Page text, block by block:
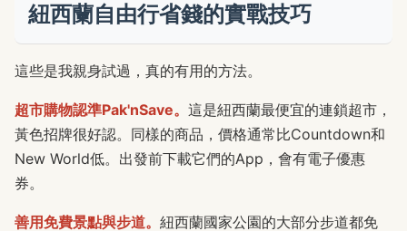
紐西蘭自由行省錢的實戰技巧
這些是我親身試過，真的有用的方法。
超市購物認準Pak'nSave。 這是紐西蘭最便宜的連鎖超市，
黃色招牌很好認。同樣的商品，價格通常比Countdown和
New World低。出發前下載它們的App，會有電子優惠
券。
善用免費景點與步道。 紐西蘭國家公園的大部分步道都免